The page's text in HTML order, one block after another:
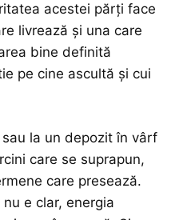
acestei părți face
livrează și una care
bine definită
pe cine ascultă și cui
la un depozit în vârf
care se suprapun,
care presează.
e clar, energia